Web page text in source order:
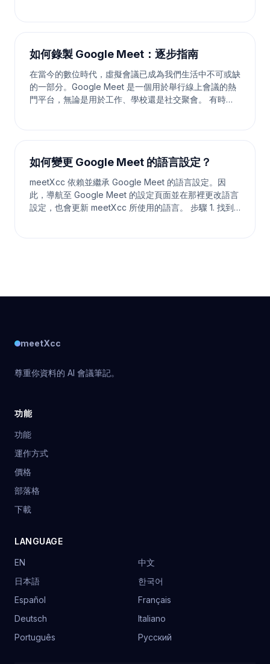
別，並提供即時總結。
如何錄製 Google Meet：逐步指南
在當今的數位時代，虛擬會議已成為我們生活中不可或缺
的一部分。Google Meet 是一個用於舉行線上會議的熱
門平台，無論是用於工作、學校還是社交聚會。 有時，
如何變更 Google Meet 的語言設定？
meetXcc 依賴並繼承 Google Meet 的語言設定。因
此，導航至 Google Meet 的設定頁面並在那裡更改語言
設定，也會更新 meetXcc 所使用的語言。 步驟 1. 找到
meetXcc
尊重你資料的 AI 會議筆記。
功能
功能
運作方式
價格
部落格
下載
LANGUAGE
EN
中文
日本語
한국어
Español
Français
Deutsch
Italiano
Português
Русский